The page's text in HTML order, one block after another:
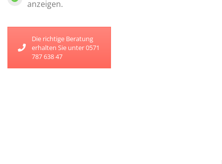
anzeigen.
Die richtige Beratung
erhalten Sie unter 0571
787 638 47